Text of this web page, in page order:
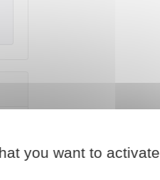
you want to activate